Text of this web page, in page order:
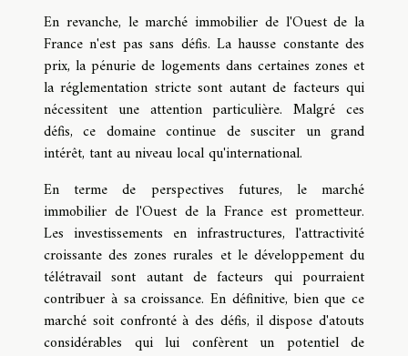
En revanche, le marché immobilier de l'Ouest de la
France n'est pas sans défis. La hausse constante des
prix, la pénurie de logements dans certaines zones et
la réglementation stricte sont autant de facteurs qui
nécessitent une attention particulière. Malgré ces
défis, ce domaine continue de susciter un grand
intérêt, tant au niveau local qu'international.
En terme de perspectives futures, le marché
immobilier de l'Ouest de la France est prometteur.
Les investissements en infrastructures, l'attractivité
croissante des zones rurales et le développement du
télétravail sont autant de facteurs qui pourraient
contribuer à sa croissance. En définitive, bien que ce
marché soit confronté à des défis, il dispose d'atouts
considérables qui lui confèrent un potentiel de